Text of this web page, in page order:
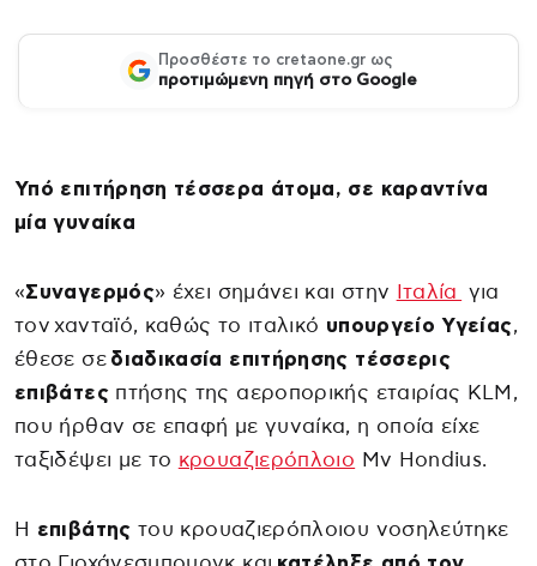
Προσθέστε το cretaone.gr ως
προτιμώμενη πηγή στο Google
Υπό επιτήρηση τέσσερα άτομα, σε καραντίνα
μία γυναίκα
«Συναγερμός» έχει σημάνει και στην Ιταλία
για
τον χανταϊό, καθώς το ιταλικό υπουργείο Υγείας,
έθεσε σε διαδικασία επιτήρησης τέσσερις
επιβάτεςπτήσης της αεροπορικής εταιρίας KLM,
που ήρθαν σε επαφή με γυναίκα, η οποία είχε
ταξιδέψει με το κρουαζιερόπλοιο Mv Hondius.
Η επιβάτης του κρουαζιερόπλοιου νοσηλεύτηκε